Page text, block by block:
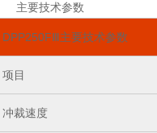
主要技术参数
DPP250FⅢ主要技术参数
项目
冲裁速度